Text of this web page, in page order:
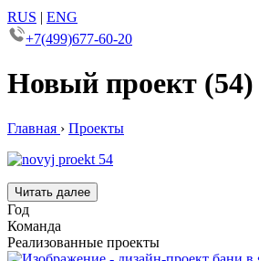
RUS | ENG
+7(499)677-60-20
Новый проект (54)
Главная › Проекты
Читать далее
Год
Команда
Реализованные проекты